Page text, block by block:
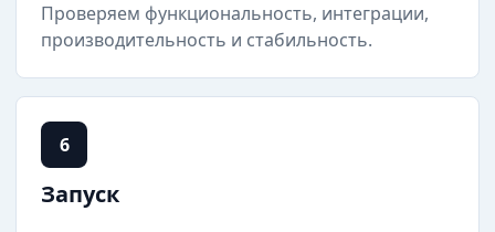
Проверяем функциональность, интеграции,
производительность и стабильность.
6
Запуск